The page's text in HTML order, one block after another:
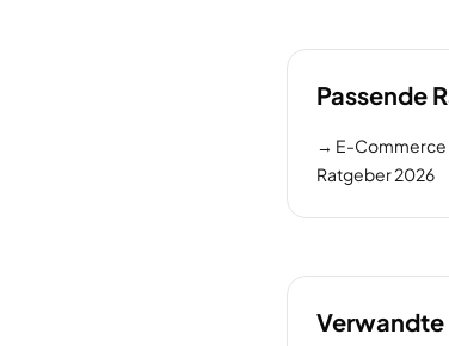
Passende
→ E-Commerce
Ratgeber 2026
Verwandte